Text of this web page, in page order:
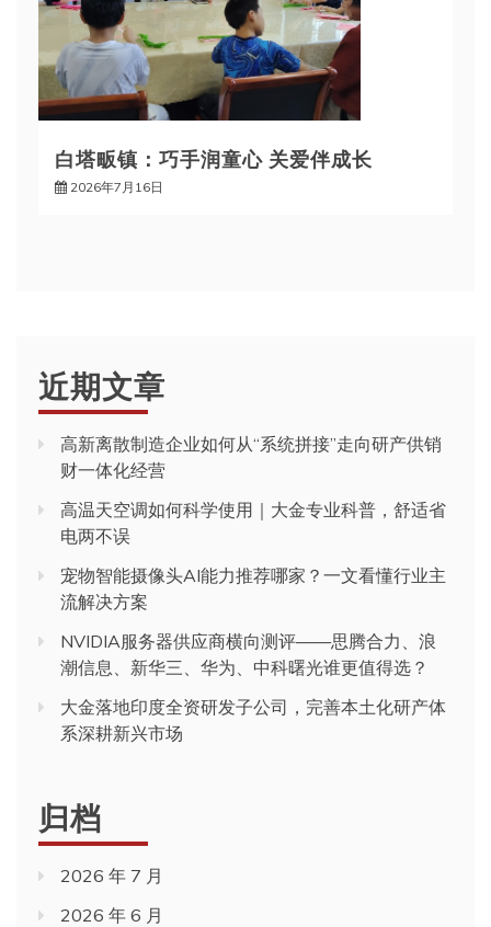
白塔畈镇：巧手润童心 关爱伴成长
2026年7月16日
近期文章
高新离散制造企业如何从“系统拼接”走向研产供销
财一体化经营
高温天空调如何科学使用｜大金专业科普，舒适省
电两不误
宠物智能摄像头AI能力推荐哪家？一文看懂行业主
流解决方案
NVIDIA服务器供应商横向测评——思腾合力、浪
潮信息、新华三、华为、中科曙光谁更值得选？
大金落地印度全资研发子公司，完善本土化研产体
系深耕新兴市场
归档
2026 年 7 月
2026 年 6 月